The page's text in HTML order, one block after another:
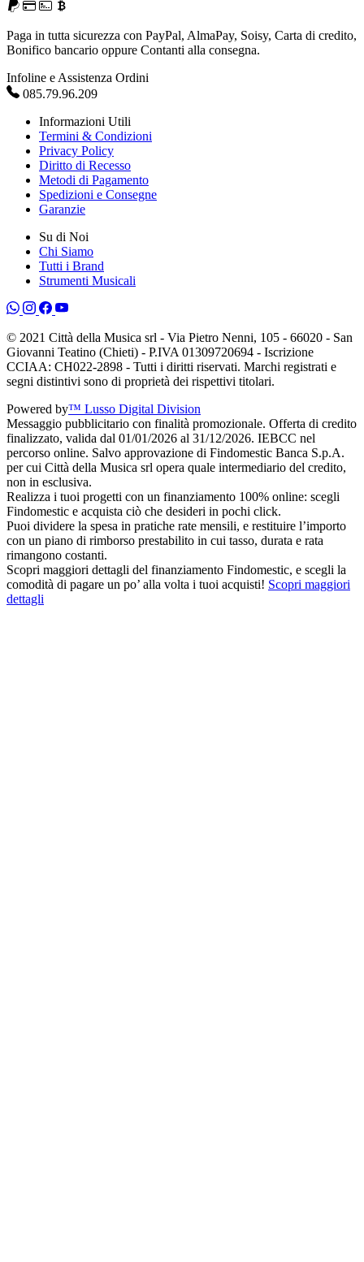
Paga in tutta sicurezza con PayPal, AlmaPay, Soisy, Carta di credito,
Bonifico bancario oppure Contanti alla consegna.
Infoline e Assistenza Ordini
085.79.96.209
Informazioni Utili
Termini & Condizioni
Privacy Policy
Diritto di Recesso
Metodi di Pagamento
Spedizioni e Consegne
Garanzie
Su di Noi
Chi Siamo
Tutti i Brand
Strumenti Musicali
© 2021 Città della Musica srl - Via Pietro Nenni, 105 - 66020 - San
Giovanni Teatino (Chieti) - P.IVA 01309720694 - Iscrizione
CCIAA: CH022-2898 - Tutti i diritti riservati. Marchi registrati e
segni distintivi sono di proprietà dei rispettivi titolari.
Powered by™ Lusso Digital Division
Messaggio pubblicitario con finalità promozionale. Offerta di credito
finalizzato, valida dal 01/01/2026 al 31/12/2026. IEBCC nel
percorso online. Salvo approvazione di Findomestic Banca S.p.A.
per cui Città della Musica srl opera quale intermediario del credito,
non in esclusiva.
Realizza i tuoi progetti con un finanziamento 100% online: scegli
Findomestic e acquista ciò che desideri in pochi click.
Puoi dividere la spesa in pratiche rate mensili, e restituire l’importo
con un piano di rimborso prestabilito in cui tasso, durata e rata
rimangono costanti.
Scopri maggiori dettagli del finanziamento Findomestic, e scegli la
comodità di pagare un po’ alla volta i tuoi acquisti! Scopri maggiori
dettagli